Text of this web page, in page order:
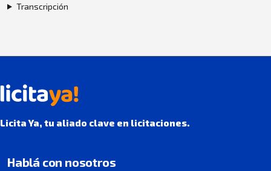
Transcripción
Licita Ya, tu aliado clave en licitaciones.
Hablá con nosotros